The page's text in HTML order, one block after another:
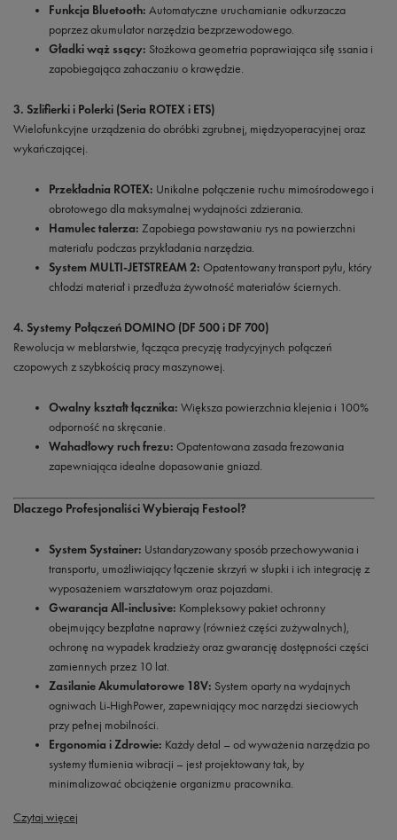
Funkcja Bluetooth: Automatyczne uruchamianie odkurzacza
poprzez akumulator narzędzia bezprzewodowego.
Gładki wąż ssący: Stożkowa geometria poprawiająca siłę ssania i
zapobiegająca zahaczaniu o krawędzie.
3. Szlifierki i Polerki (Seria ROTEX i ETS)
Wielofunkcyjne urządzenia do obróbki zgrubnej, międzyoperacyjnej oraz
wykańczającej.
Przekładnia ROTEX: Unikalne połączenie ruchu mimośrodowego i
obrotowego dla maksymalnej wydajności zdzierania.
Hamulec talerza: Zapobiega powstawaniu rys na powierzchni
materiału podczas przykładania narzędzia.
System MULTI-JETSTREAM 2: Opatentowany transport pyłu, który
chłodzi materiał i przedłuża żywotność materiałów ściernych.
4. Systemy Połączeń DOMINO (DF 500 i DF 700)
Rewolucja w meblarstwie, łącząca precyzję tradycyjnych połączeń
czopowych z szybkością pracy maszynowej.
Owalny kształt łącznika: Większa powierzchnia klejenia i 100%
odporność na skręcanie.
Wahadłowy ruch frezu: Opatentowana zasada frezowania
zapewniająca idealne dopasowanie gniazd.
Dlaczego Profesjonaliści Wybierają Festool?
System Systainer: Ustandaryzowany sposób przechowywania i
transportu, umożliwiający łączenie skrzyń w słupki i ich integrację z
wyposażeniem warsztatowym oraz pojazdami.
Gwarancja All-inclusive: Kompleksowy pakiet ochronny
obejmujący bezpłatne naprawy (również części zużywalnych),
ochronę na wypadek kradzieży oraz gwarancję dostępności części
zamiennych przez 10 lat.
Zasilanie Akumulatorowe 18V: System oparty na wydajnych
ogniwach Li-HighPower, zapewniający moc narzędzi sieciowych
przy pełnej mobilności.
Ergonomia i Zdrowie: Każdy detal – od wyważenia narzędzia po
systemy tłumienia wibracji – jest projektowany tak, by
minimalizować obciążenie organizmu pracownika.
Czytaj więcej